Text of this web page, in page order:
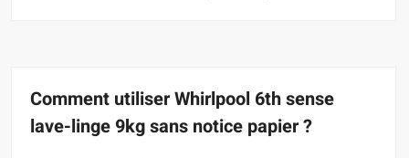
Comment utiliser Whirlpool 6th sense
lave-linge 9kg sans notice papier ?